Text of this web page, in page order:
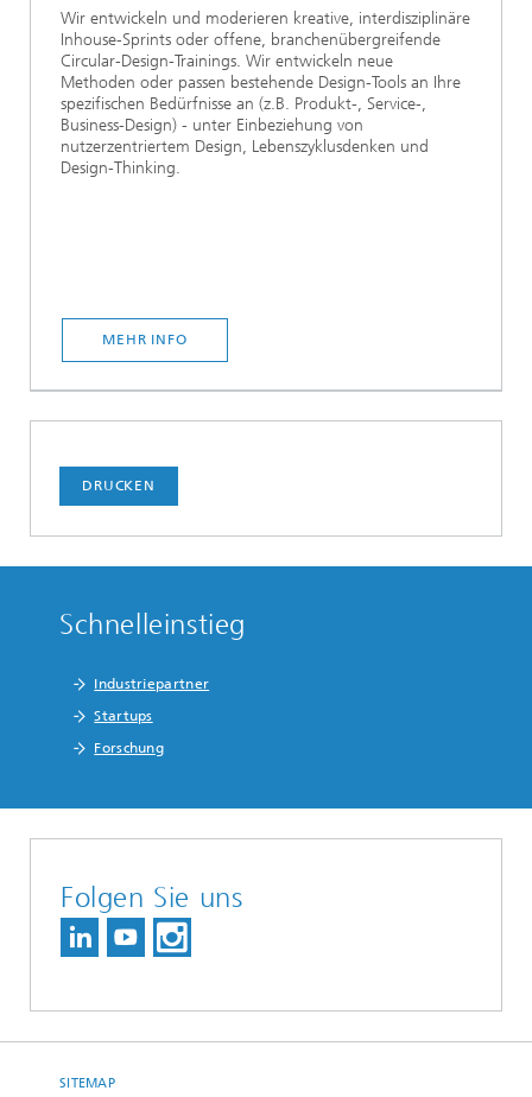
Wir entwickeln und moderieren kreative, interdisziplinäre
Inhouse-Sprints oder offene, branchenübergreifende
Circular-Design-Trainings. Wir entwickeln neue
Methoden oder passen bestehende Design-Tools an Ihre
spezifischen Bedürfnisse an (z.B. Produkt-, Service-,
Business-Design) - unter Einbeziehung von
nutzerzentriertem Design, Lebenszyklusdenken und
Design-Thinking.
MEHR INFO
DRUCKEN
Schnelleinstieg
Industriepartner
Startups
Forschung
Folgen Sie uns
SITEMAP